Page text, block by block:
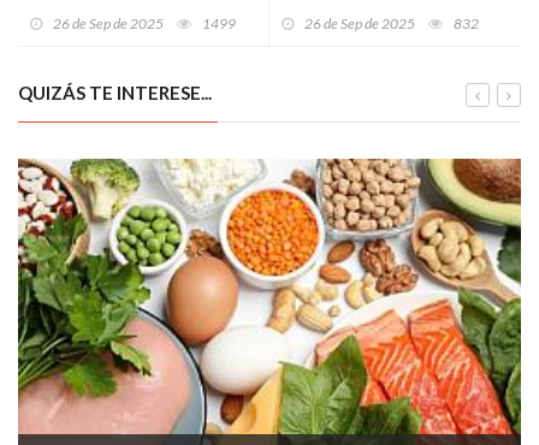
ciudadana
26 de Sep de 2025 1499
madre e hija con cocaína,
26 de Sep de 2025 832
QUIZÁS TE INTERESE...